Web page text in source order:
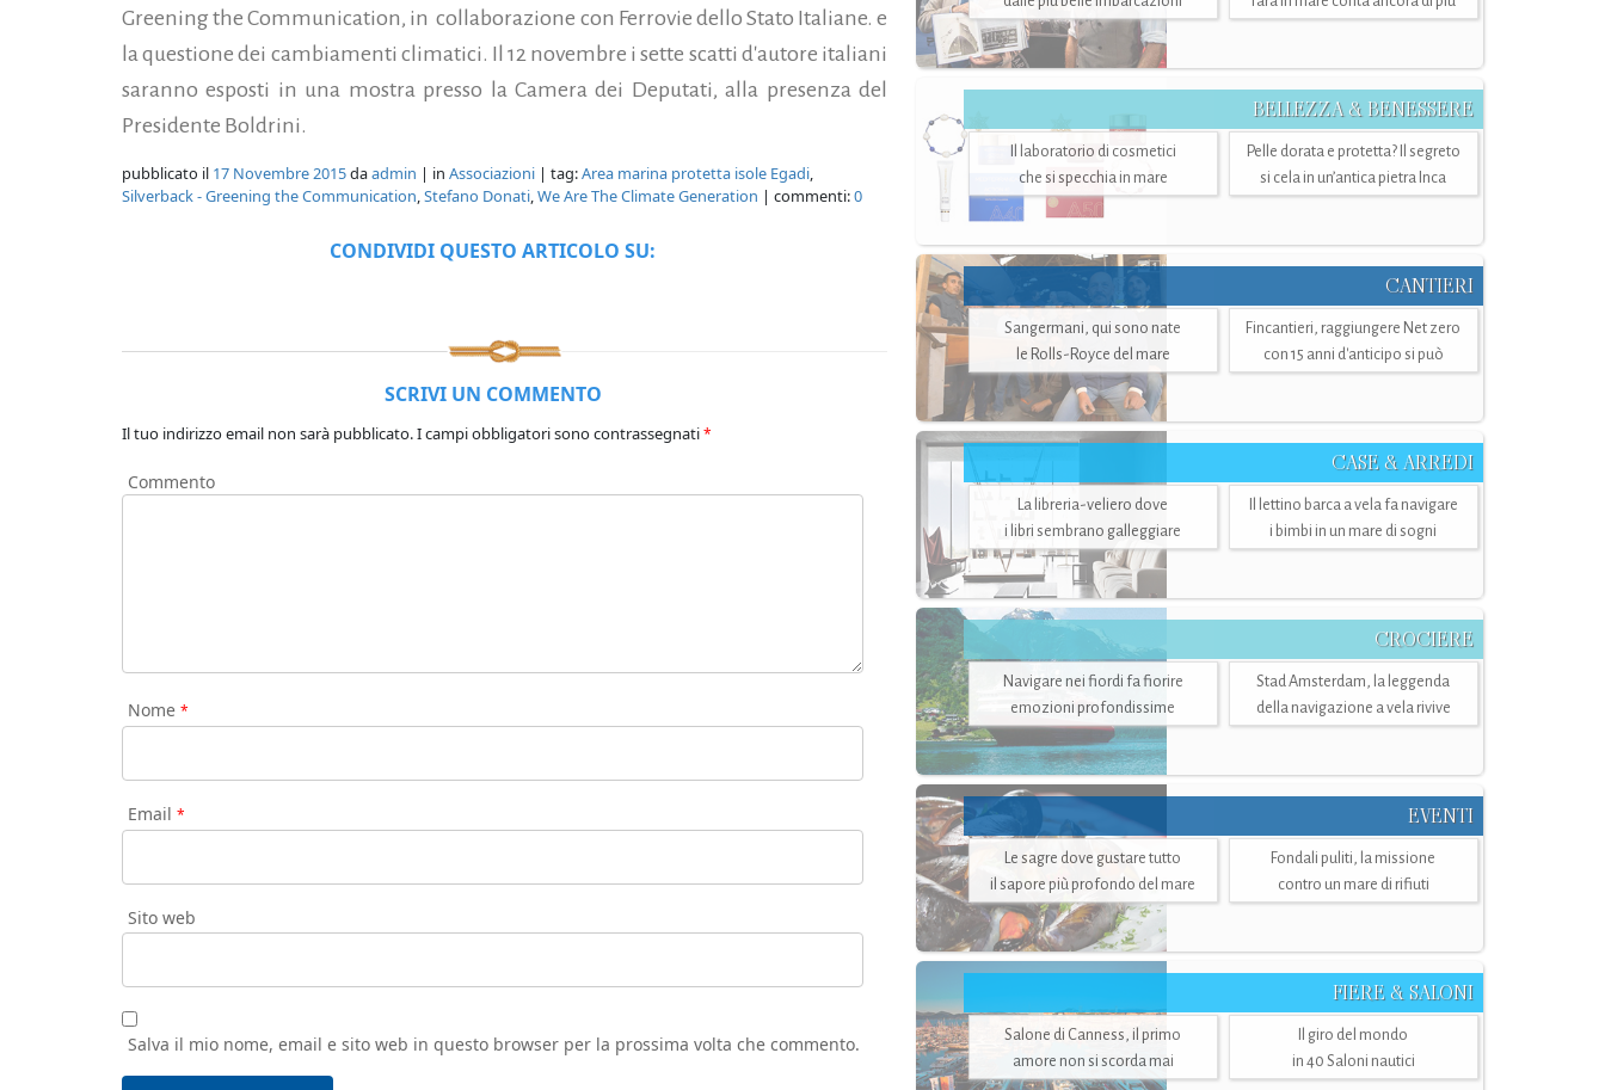
Greening the Communication, in collaborazione con Ferrovie dello Stato Italiane. e
la questione dei cambiamenti climatici. Il 12 novembre i sette scatti d'autore italiani
saranno esposti in una mostra presso la Camera dei Deputati, alla presenza del
Presidente Boldrini.
pubblicato il 17 Novembre 2015daadmin | in Associazioni | tag:Area marina protetta isole Egadi,
Silverback - Greening the Communication,Stefano Donati,We Are The Climate Generation | commenti:0
CONDIVIDI QUESTO ARTICOLO SU:
SCRIVI UN COMMENTO
Il tuo indirizzo email non sarà pubblicato.I campi obbligatori sono contrassegnati*
Commento
Nome *
Email *
Sito web
Salva il mio nome, email e sito web in questo browser per la prossima volta che commento.
BELLEZZA & BENESSERE
Il laboratorio di cosmetici
che si specchia in mare
Pelle dorata e protetta? Il segreto
si cela in un’antica pietra Inca
CANTIERI
Sangermani, qui sono nate
le Rolls-Royce del mare
Fincantieri, raggiungere Net zero
con 15 anni d'anticipo si può
CASE & ARREDI
La libreria-veliero dove
i libri sembrano galleggiare
Il lettino barca a vela fa navigare
i bimbi in un mare di sogni
CROCIERE
Navigare nei fiordi fa fiorire
emozioni profondissime
Stad Amsterdam, la leggenda
della navigazione a vela rivive
EVENTI
Le sagre dove gustare tutto
il sapore più profondo del mare
Fondali puliti, la missione
contro un mare di rifiuti
FIERE & SALONI
Salone di Canness, il primo
amore non si scorda mai
Il giro del mondo
in 40 Saloni nautici